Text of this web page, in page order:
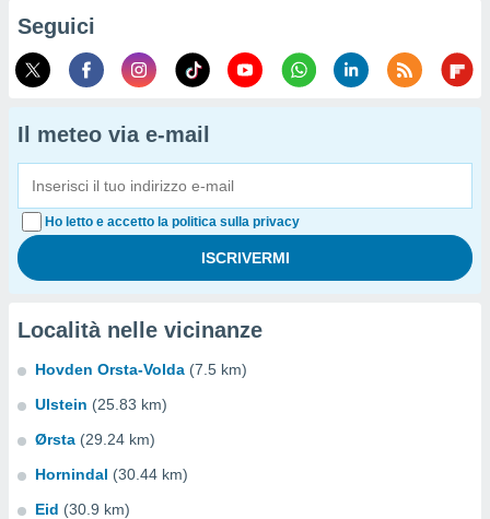
Seguici
Il meteo via e-mail
Ho letto e accetto la politica sulla privacy
Località nelle vicinanze
Hovden Orsta-Volda (7.5 km)
Ulstein (25.83 km)
Ørsta (29.24 km)
Hornindal (30.44 km)
Eid (30.9 km)